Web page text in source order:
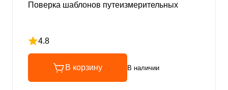
Поверка шаблонов путеизмерительных
4.8
Рейтинг 4.8 из 5
В корзину В наличии